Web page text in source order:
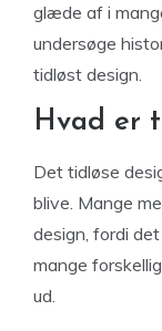
glæde af i
undersøge
tidløst design.
Hvad er
Det tidløse
blive. Mange
design, fordi
mange
ud.